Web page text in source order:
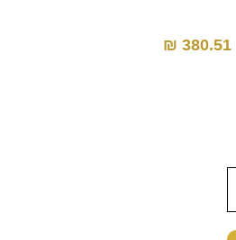
380.51
₪